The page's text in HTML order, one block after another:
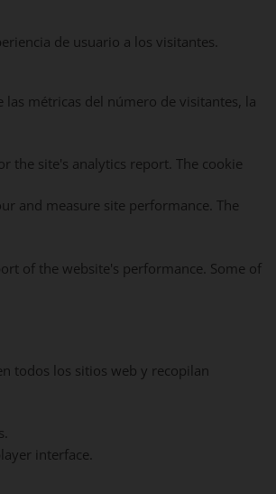
de usuario a los visitantes.
métricas del número de visitantes, la
the site's analytics report. The cookie
and measure site performance. The
of the website's performance. Some of
todos los sitios web y recopilan
interface.